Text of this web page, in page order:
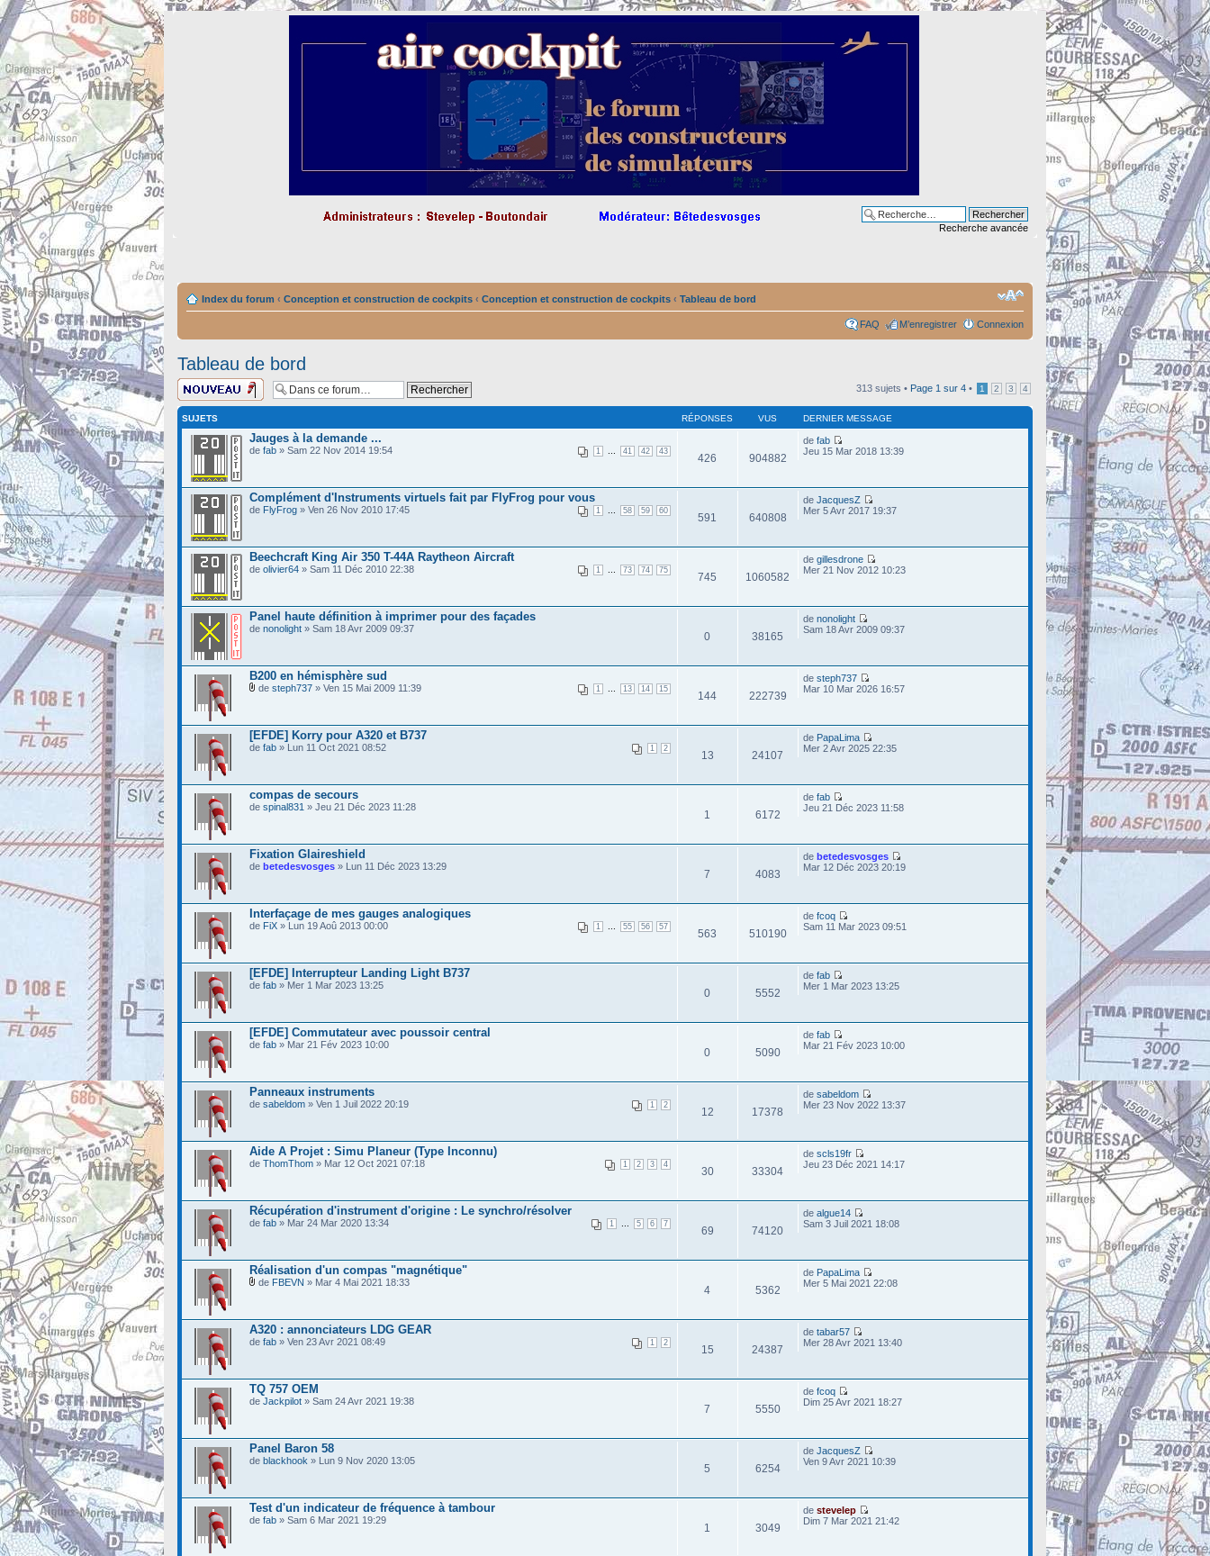
Recherche avancée
Index du forum ‹ Conception et construction de cockpits ‹ Conception et construction de cockpits ‹ Tableau de bord
FAQ M’enregistrer Connexion
Tableau de bord
Ecrire un nouveau
sujet
313 sujets • Page 1 sur 4 • 1 2 3 4
SUJETS RÉPONSES VUS DERNIER MESSAGE
Jauges à la demande ...
1 41 42 43
de fab » Sam 22 Nov 2014 19:54
426 904882
de fab
Jeu 15 Mar 2018 13:39
Complément d'Instruments virtuels fait par FlyFrog pour vous
1 58 59 60
de FlyFrog » Ven 26 Nov 2010 17:45
591 640808
de JacquesZ
Mer 5 Avr 2017 19:37
Beechcraft King Air 350 T-44A Raytheon Aircraft
1 73 74 75
de olivier64 » Sam 11 Déc 2010 22:38
745 1060582
de gillesdrone
Mer 21 Nov 2012 10:23
Panel haute définition à imprimer pour des façades
de nonolight » Sam 18 Avr 2009 09:37
0 38165
de nonolight
Sam 18 Avr 2009 09:37
B200 en hémisphère sud
1 13 14 15
de steph737 » Ven 15 Mai 2009 11:39
144 222739
de steph737
Mar 10 Mar 2026 16:57
[EFDE] Korry pour A320 et B737
1 2
de fab » Lun 11 Oct 2021 08:52
13 24107
de PapaLima
Mer 2 Avr 2025 22:35
compas de secours
de spinal831 » Jeu 21 Déc 2023 11:28
1 6172
de fab
Jeu 21 Déc 2023 11:58
Fixation Glaireshield
de betedesvosges » Lun 11 Déc 2023 13:29
7 4083
de betedesvosges
Mar 12 Déc 2023 20:19
Interfaçage de mes gauges analogiques
1 55 56 57
de FiX » Lun 19 Aoû 2013 00:00
563 510190
de fcoq
Sam 11 Mar 2023 09:51
[EFDE] Interrupteur Landing Light B737
de fab » Mer 1 Mar 2023 13:25
0 5552
de fab
Mer 1 Mar 2023 13:25
[EFDE] Commutateur avec poussoir central
de fab » Mar 21 Fév 2023 10:00
0 5090
de fab
Mar 21 Fév 2023 10:00
Panneaux instruments
1 2
de sabeldom » Ven 1 Juil 2022 20:19
12 17378
de sabeldom
Mer 23 Nov 2022 13:37
Aide A Projet : Simu Planeur (Type Inconnu)
1 2 3 4
de ThomThom » Mar 12 Oct 2021 07:18
30 33304
de scls19fr
Jeu 23 Déc 2021 14:17
Récupération d'instrument d'origine : Le synchro/résolver
1 5 6 7
de fab » Mar 24 Mar 2020 13:34
69 74120
de algue14
Sam 3 Juil 2021 18:08
Réalisation d'un compas "magnétique"
de FBEVN » Mar 4 Mai 2021 18:33
4 5362
de PapaLima
Mer 5 Mai 2021 22:08
A320 : annonciateurs LDG GEAR
1 2
de fab » Ven 23 Avr 2021 08:49
15 24387
de tabar57
Mer 28 Avr 2021 13:40
TQ 757 OEM
de Jackpilot » Sam 24 Avr 2021 19:38
7 5550
de fcoq
Dim 25 Avr 2021 18:27
Panel Baron 58
de blackhook » Lun 9 Nov 2020 13:05
5 6254
de JacquesZ
Ven 9 Avr 2021 10:39
Test d'un indicateur de fréquence à tambour
de fab » Sam 6 Mar 2021 19:29
1 3049
de stevelep
Dim 7 Mar 2021 21:42